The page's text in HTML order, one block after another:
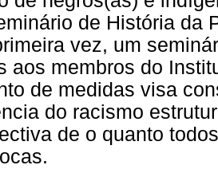
de História da
vez, um
aos membros do
de medidas visa
do racismo
de o quanto